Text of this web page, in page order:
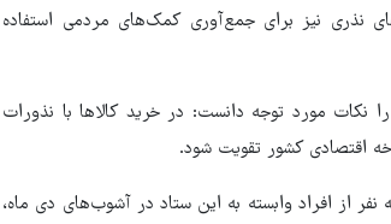
نذری نیز برای جمع‌آوری کمک‌های مردمی استفاده
نکات مورد توجه دانست: در خرید کالاها با نذورات
اقتصادی کشور تقویت شود.
از افراد وابسته به این ستاد در آشوب‌های دی ماه،